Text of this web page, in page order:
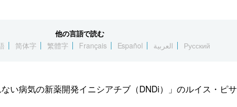
他の言語で読む
简体字 繁體字 Français Español العربية Русский
い病気の新薬開発イニシアチブ（DNDi）」のルイス・ピサ